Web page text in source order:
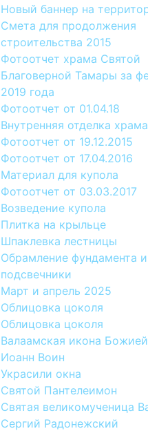
Новый баннер на
Смета для продолжения
строительства 2015
Фотоотчет храма Святой
Благоверной Тамары за
2019 года
Фотоотчет от 01.04.18
Внутренняя отделка
Фотоотчет от 19.12.2015
Фотоотчет от 17.04.2016
Материал для купола
Фотоотчет от 03.03.2017
Возведение купола
Плитка на крыльце
Шпаклевка лестницы
Обрамление фундамента и
подсвечники
Март и апрель 2025
Облицовка цоколя
Облицовка цоколя
Валаамская икона
Иоанн Воин
Украсили окна
Святой Пантелеимон
Святая великомученица
Сергий Радонежский